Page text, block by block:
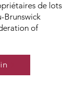
de lots
Brunswick
of